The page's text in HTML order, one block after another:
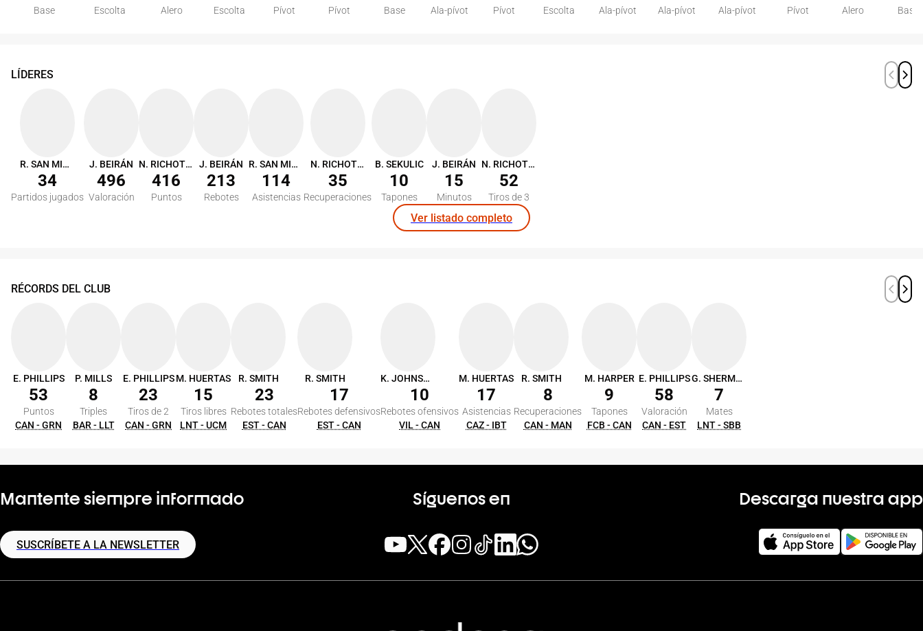
Base
Escolta
Alero
Escolta
Pívot
Pívot
Base
Ala-pívot
Pívot
Escolta
Ala-pívot
Ala-pívot
Ala-pívot
Pívot
Alero
Base
LÍDERES
R. SAN MIGUEL
34
Partidos jugados
J. BEIRÁN
496
Valoración
N. RICHOTTI
416
Puntos
J. BEIRÁN
213
Rebotes
R. SAN MIGUEL
114
Asistencias
N. RICHOTTI
35
Recuperaciones
B. SEKULIC
10
Tapones
J. BEIRÁN
15
Minutos
N. RICHOTTI
52
Tiros de 3
Ver listado completo
RÉCORDS DEL CLUB
E. PHILLIPS
53
Puntos
CAN - GRN
P. MILLS
8
Triples
BAR - LLT
E. PHILLIPS
23
Tiros de 2
CAN - GRN
M. HUERTAS
15
Tiros libres
LNT - UCM
R. SMITH
23
Rebotes totales
EST - CAN
R. SMITH
17
Rebotes defensivos
EST - CAN
K. JOHNSON
10
Rebotes ofensivos
VIL - CAN
M. HUERTAS
17
Asistencias
CAZ - IBT
R. SMITH
8
Recuperaciones
CAN - MAN
M. HARPER
9
Tapones
FCB - CAN
E. PHILLIPS
58
Valoración
CAN - EST
G. SHERMADINI
7
Mates
LNT - SBB
Mantente siempre informado
SUSCRÍBETE A LA NEWSLETTER
Síguenos en Descarga nuestra app